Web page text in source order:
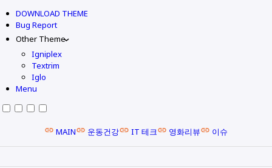
DOWNLOAD THEME
Bug Report
Other Theme
Igniplex
Textrim
Iglo
Menu
MAIN 운동건강 IT 테크 영화리뷰 이슈